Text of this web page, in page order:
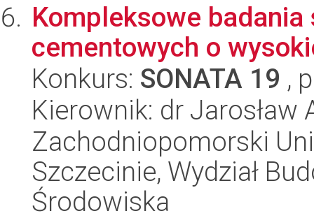
Kompleksowe
cementowych o
Konkurs: SONATA 19 ,
Kierownik: dr Jarosław
Zachodniopomorski
Szczecinie, Wydział
Środowiska